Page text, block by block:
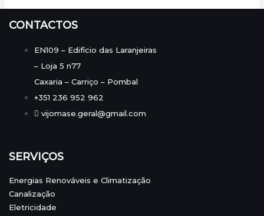
CONTACTOS
EN109 – Edifício das Laranjeiras
– Loja 5 n77
Caxaria – Carriço – Pombal
+351 236 952 962
vijomase.geral@gmail.com
SERVIÇOS
Energias Renováveis e Climatização
Canalização
Eletricidade